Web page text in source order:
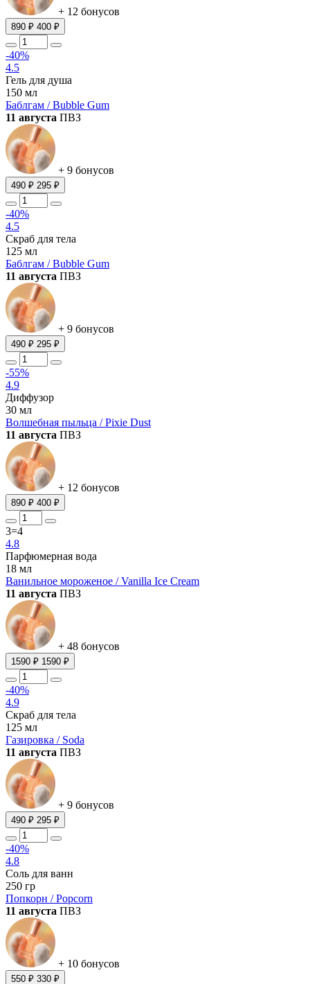
+ 12 бонусов
890 ₽ 400 ₽
-40%
4.5
Гель для душа
150 мл
Баблгам / Bubble Gum
11 августа ПВЗ
+ 9 бонусов
490 ₽ 295 ₽
-40%
4.5
Скраб для тела
125 мл
Баблгам / Bubble Gum
11 августа ПВЗ
+ 9 бонусов
490 ₽ 295 ₽
-55%
4.9
Диффузор
30 мл
Волшебная пыльца / Pixie Dust
11 августа ПВЗ
+ 12 бонусов
890 ₽ 400 ₽
3=4
4.8
Парфюмерная вода
18 мл
Ванильное мороженое / Vanilla Ice Cream
11 августа ПВЗ
+ 48 бонусов
1590 ₽ 1590 ₽
-40%
4.9
Скраб для тела
125 мл
Газировка / Soda
11 августа ПВЗ
+ 9 бонусов
490 ₽ 295 ₽
-40%
4.8
Соль для ванн
250 гр
Попкорн / Popcorn
11 августа ПВЗ
+ 10 бонусов
550 ₽ 330 ₽